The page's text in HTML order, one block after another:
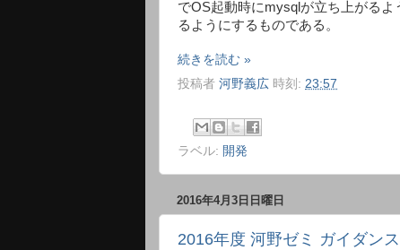
でOS起動時にmysqlが立ち上がるよ
るようにするものである。
続きを読む »
投稿者 河野義広 時刻: 23:57
ラベル: 開発
2016年4月3日日曜日
2016年度 河野ゼミ ガイダン